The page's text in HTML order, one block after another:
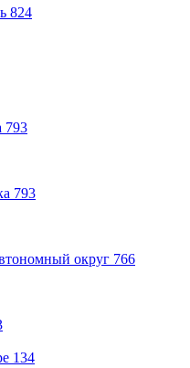
824
793
793
округ 766
134